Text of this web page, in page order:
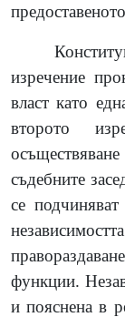
изречение
власт като
второто
съдебните
се
функции.
и пояснена в